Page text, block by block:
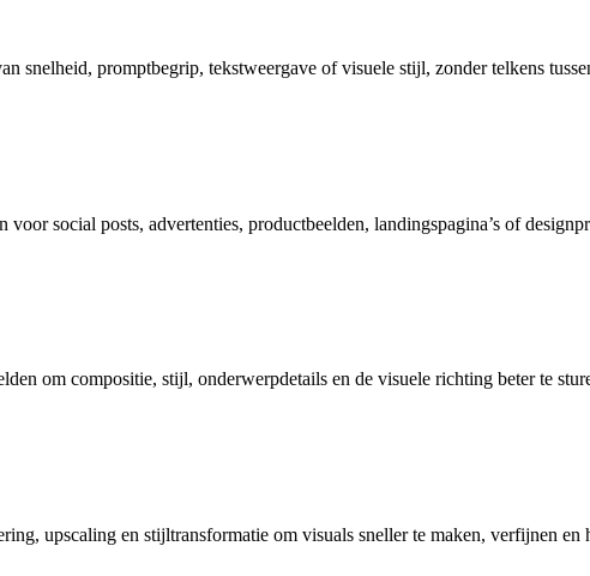
snelheid, promptbegrip, tekstweergave of visuele stijl, zonder telkens
social posts, advertenties, productbeelden, landingspagina’s of
om compositie, stijl, onderwerpdetails en de visuele richting beter te
upscaling en stijltransformatie om visuals sneller te maken, verfijnen en